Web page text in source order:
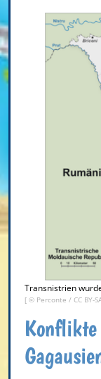
Transnistrien
[ © Perconte / CC BY-